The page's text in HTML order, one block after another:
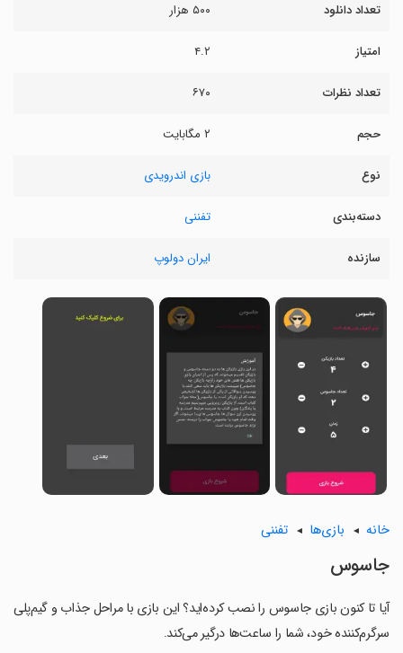
تعداد دانلود ۵۰۰ هزار
امتیاز ۴.۲
تعداد نظرات ۶۷۰
حجم ۲ مگابایت
نوع بازی اندرویدی
دسته‌بندی تفننی
سازنده ایران دولوپ
خانه بازی‌ها تفننی
جاسوس
آیا تا کنون بازی جاسوس را نصب کرده‌اید؟ این بازی با مراحل جذاب و گیم‌پلی
سرگرم‌کننده خود، شما را ساعت‌ها درگیر می‌کند.